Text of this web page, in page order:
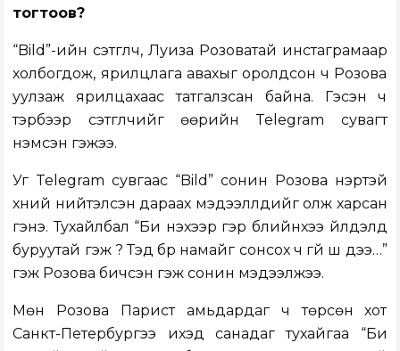
тогтоов?
“Bild”-ийн сэтгүүлч, Луиза Розоватай инстаграмаар
холбогдож, ярилцлага авахыг оролдсон ч Розова
уулзаж ярилцахаас татгалзсан байна. Гэсэн ч
тэрбээр сэтгүүлчийг өөрийн Telegram сувагт
нэмсэн гэжээ.
Уг Telegram сувгаас “Bild” сонин Розова нэртэй
хүний нийтэлсэн дараах мэдээллүүдийг олж харсан
гэнэ. Тухайлбал “Би үнэхээр гэр бүлийнхээ үйлдэлд
буруутай гэж үү? Тэд бүр намайг сонсох ч үгүй шүү дээ…”
гэж Розова бичсэн гэж сонин мэдээлжээ.
Мөн Розова Парист амьдардаг ч төрсөн хот
Санкт-Петербургээ ихэд санадаг тухайгаа “Би